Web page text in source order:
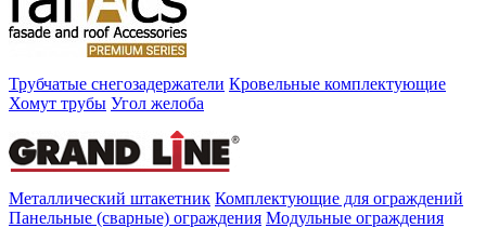
Трубчатые снегозадержатели Кровельные комплектующие
Хомут трубы Угол желоба
Металлический штакетник Комплектующие для ограждений
Панельные (сварные) ограждения Модульные ограждения